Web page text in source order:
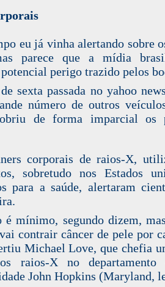
eujá vinha alertando sobre
parece que a mídia
perigo trazido pelos
sexta passada no yahoo
número de outros
de forma imparcial os
corporais de raios-X,
sobretudo nos Estados
para a saúde, alertaram
é mínimo, segundo dizem,
contrair câncer de pele por
Michael Love, que chefia
raios-X no
John Hopkins (Maryland,